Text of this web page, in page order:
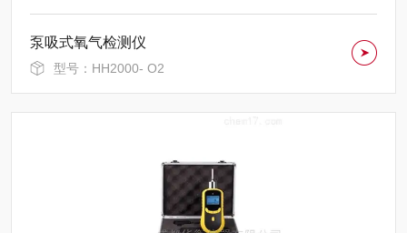
泵吸式氧气检测仪
型号：HH2000- O2